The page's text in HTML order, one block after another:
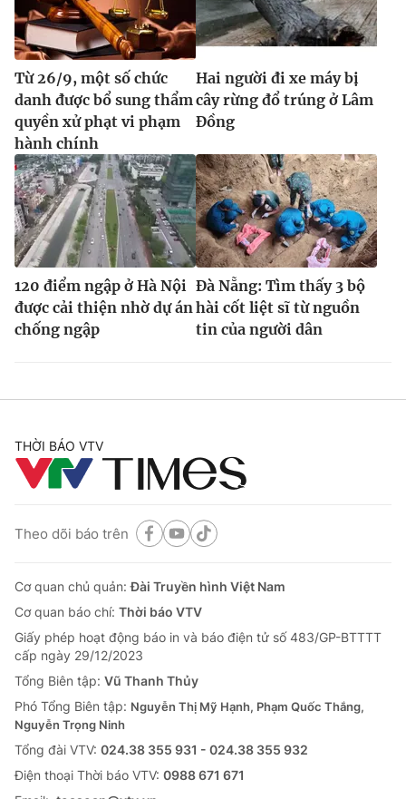
Từ 26/9, một số chức
danh được bổ sung thẩm
quyền xử phạt vi phạm
hành chính
Hai người đi xe máy bị
cây rừng đổ trúng ở Lâm
Đồng
120 điểm ngập ở Hà Nội
được cải thiện nhờ dự án
chống ngập
Đà Nẵng: Tìm thấy 3 bộ
hài cốt liệt sĩ từ nguồn
tin của người dân
THỜI BÁO VTV
Theo dõi báo trên
Cơ quan chủ quản:Đài Truyền hình Việt Nam
Cơ quan báo chí: Thời báo VTV
Giấy phép hoạt động báo in và báo điện tử số 483/GP-BTTTT
cấp ngày 29/12/2023
Tổng Biên tập: Vũ Thanh Thủy
Phó Tổng Biên tập: Nguyễn Thị Mỹ Hạnh, Phạm Quốc Thắng,
Nguyễn Trọng Ninh
Tổng đài VTV: 024.38 355 931 - 024.38 355 932
Ðiện thoại Thời báo VTV: 0988 671 671